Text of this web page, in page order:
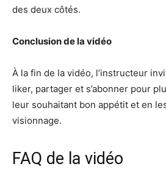
des deux côtés.
Conclusion de la vidéo
À la fin de la vidéo, l’instructeur
liker, partager et s’abonner pour
leur souhaitant bon appétit et en
visionnage.
FAQ de la vidéo